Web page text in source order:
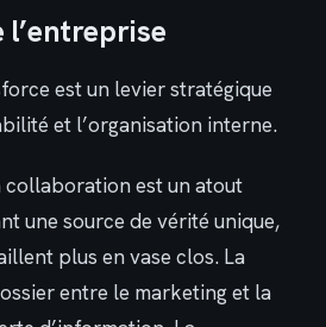
l’entreprise
est un levier stratégique
et l’organisation interne.
collaboration est un atout
une source de vérité unique,
plus en vase clos. La
entre le marketing et la